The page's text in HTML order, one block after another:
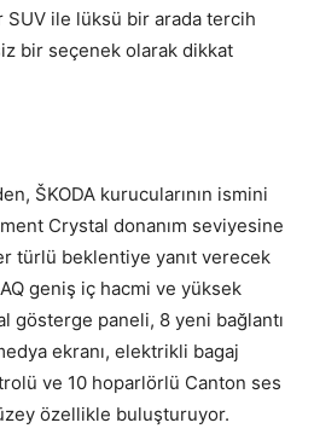
SUV ile lüksü bir arada tercih
bir seçenek olarak dikkat
ŠKODA kurucularının ismini
Crystal donanım seviyesine
türlü beklentiye yanıt verecek
geniş iç hacmi ve yüksek
gösterge paneli, 8 yeni bağlantı
ekranı, elektrikli bagaj
ve 10 hoparlörlü Canton ses
özellikle buluşturuyor.